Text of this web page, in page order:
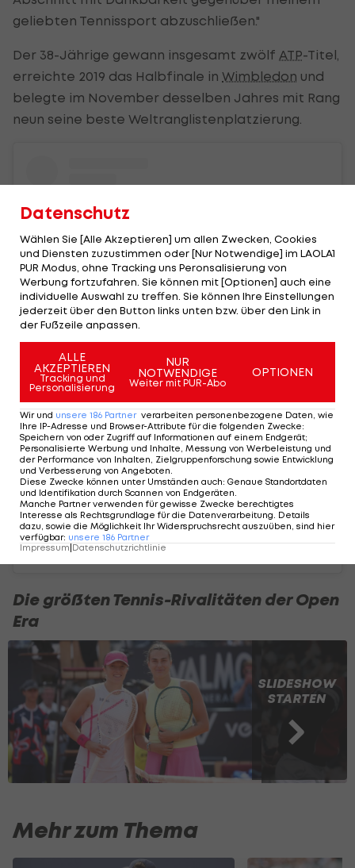
geliebten Tennissport abzuschließen."
Der 38-Jährige gewann insgesamt zwölf ATP-Titel,
erreichte 2019 das Halbfinale in Wimbledon und
belegte im November desselben Jahres mit Rang
neun seine beste Weltranglistenplatzierung.
View this post on Instagram
A post shared by Roberto Bautista Agut (@robertobautistaagut)
Die größten Tennis-Rivalitäten der Open
Era
SLIDESHOW
STARTEN
Mehr zum Thema
Datenschutz
Wählen Sie [Alle Akzeptieren] um allen Zwecken, Cookies
und Diensten zuzustimmen oder [Nur Notwendige] im LAOLA1
PUR Modus, ohne Tracking uns Peronsalisierung von
Werbung fortzufahren. Sie können mit [Optionen] auch eine
individuelle Auswahl zu treffen. Sie können Ihre Einstellungen
jederzeit über den Button links unten bzw. über den Link in
der Fußzeile anpassen.
ALLE
AKZEPTIEREN
Tracking und
Personalisierung
NUR
NOTWENDIGE
Weiter mit PUR-Abo
OPTIONEN
Wir und unsere 186 Partner verarbeiten personenbezogene Daten, wie
Ihre IP-Adresse und Browser-Attribute für die folgenden Zwecke:
Speichern von oder Zugriff auf Informationen auf einem Endgerät;
Personalisierte Werbung und Inhalte, Messung von Werbeleistung und
der Performance von Inhalten, Zielgruppenforschung sowie Entwicklung
und Verbesserung von Angeboten
Diese Zwecke können unter Umständen auch: Genaue Standortdaten
und Identifikation durch Scannen von Endgeräten
Manche Partner verwenden für gewisse Zwecke berechtigtes
Interesse als Rechtsgrundlage für die Datenverarbeitung. Details
dazu, sowie die Möglichkeit Ihr Widerspruchsrecht auszuüben, sind hier
verfügbar: unsere 186 Partner
Impressum|Datenschutzrichtlinie